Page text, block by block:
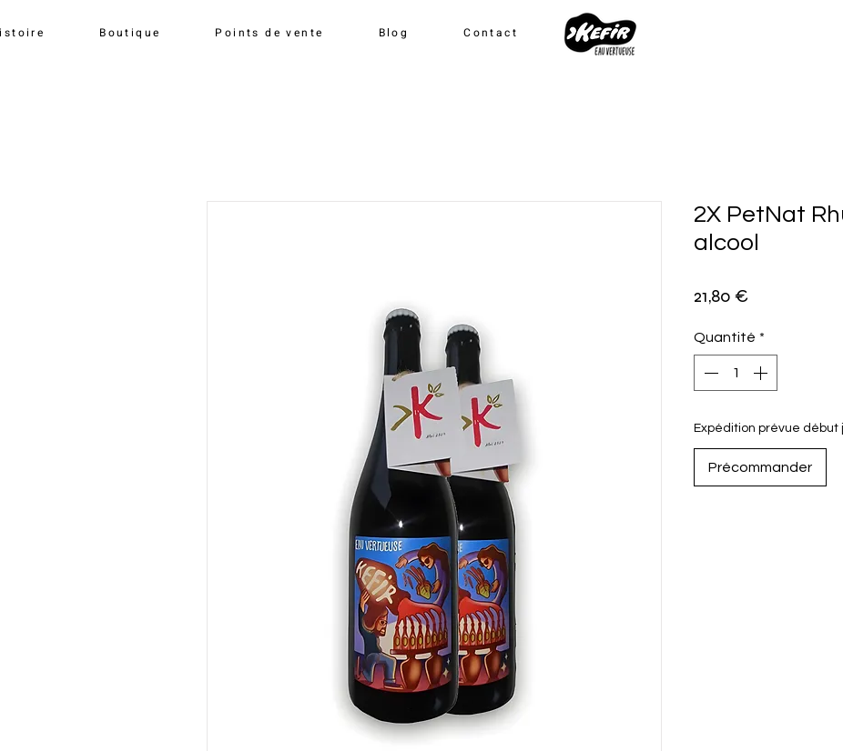
Boutique Points de vente Blog Contact
2X PetNat
alcool
21,80 €
Quantité *
Expédition prévue début
Précommander